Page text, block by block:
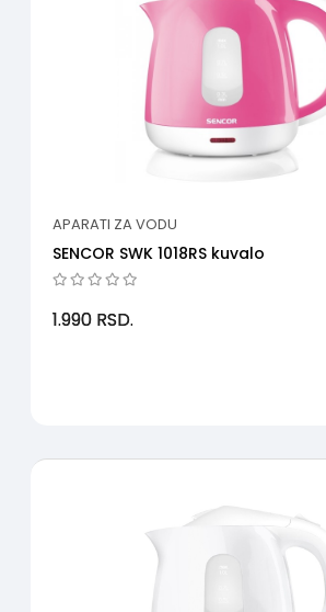
APARATI ZA VODU
SENCOR SWK 1018RS kuvalo
1.990 RSD.